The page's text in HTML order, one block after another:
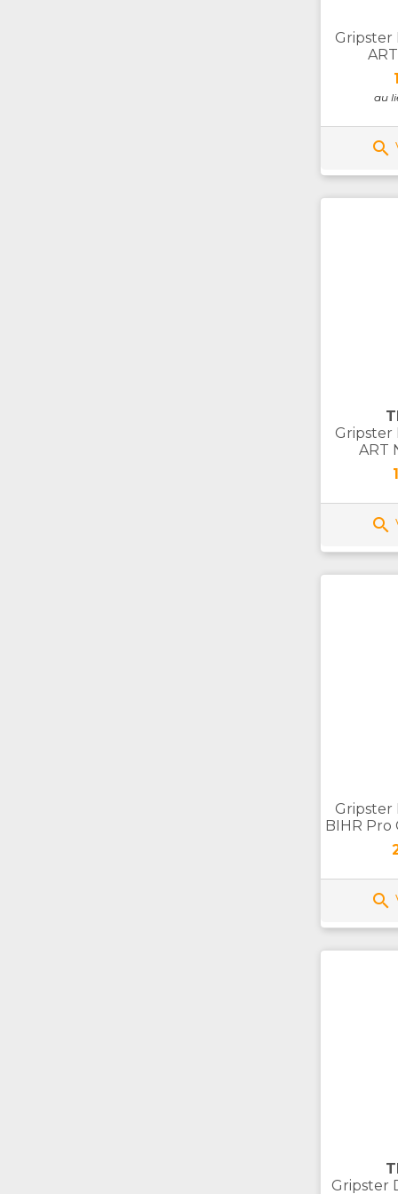
Gripster
au

Gripster
ART

Gripster
BIHR Pro

Gripster